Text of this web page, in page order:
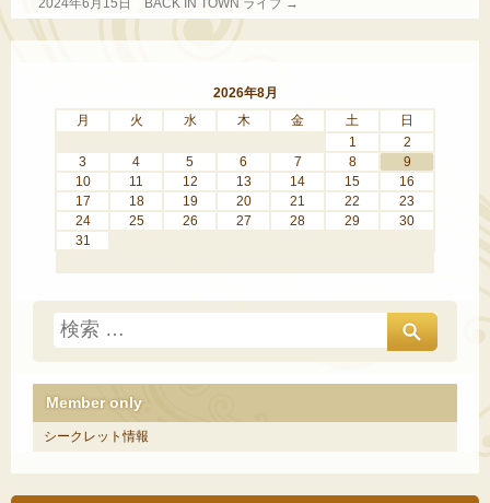
2024年6月15日 BACK IN TOWN ライブ →
2026年8月
月
火 水 木 金 土
日
1
2
3
4 5 6 7 8
9
10
11 12 13 14 15
16
17
18 19 20 21 22
23
24
25 26 27 28 29
30
31
Member only
シークレット情報